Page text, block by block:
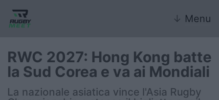
↓ Menu
RWC 2027: Hong Kong batte
la Sud Corea e va ai Mondiali
La nazionale asiatica vince l'Asia Rugby